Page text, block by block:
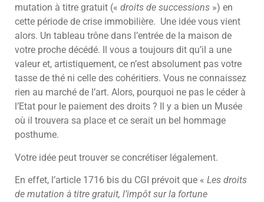
mutation à titre gratuit (« droits de successions ») en
cette période de crise immobilière. Une idée vous vient
alors. Un tableau trône dans l’entrée de la maison de
votre proche décédé. Il vous a toujours dit qu’il a une
valeur et, artistiquement, ce n’est absolument pas votre
tasse de thé ni celle des cohéritiers. Vous ne connaissez
rien au marché de l’art. Alors, pourquoi ne pas le céder à
l’Etat pour le paiement des droits ? Il y a bien un Musée
où il trouvera sa place et ce serait un bel hommage
posthume.
Votre idée peut trouver se concrétiser légalement.
En effet, l’article 1716 bis du CGI prévoit que « Les droits
de mutation à titre gratuit, l’impôt sur la fortune